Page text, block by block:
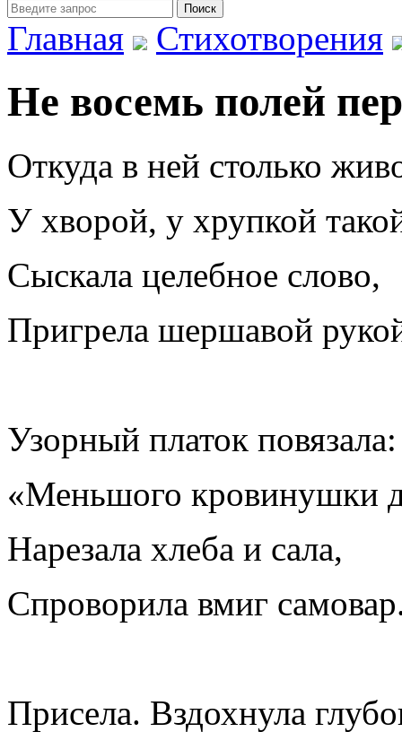
Главная
Стихотворения
Не восемь полей
Откуда в ней столько
У хворой, у хрупкой
Сыскала целебное слово,
Пригрела шершавой
Узорный платок повязала:
«Меньшого кровинушки
Нарезала хлеба и сала,
Спроворила вмиг
Присела. Вздохнула